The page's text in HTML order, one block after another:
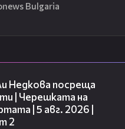
Bulgaria
Недкова посреща
| Черешката на
| 5 авг. 2026 |
2